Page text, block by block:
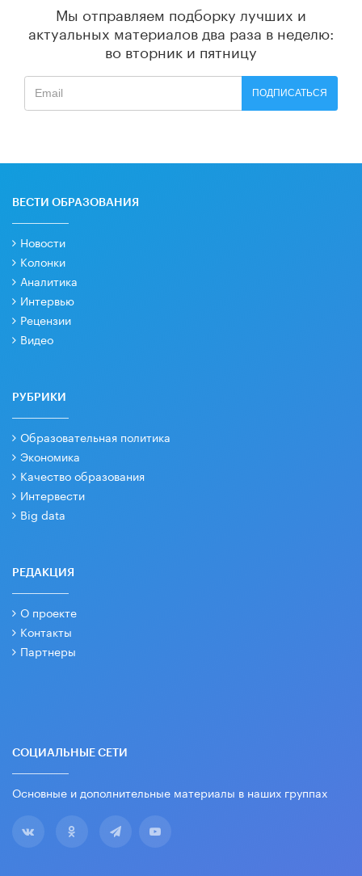
Мы отправляем подборку лучших и
актуальных материалов два раза в неделю:
во вторник и пятницу
ПОДПИСАТЬСЯ
ВЕСТИ ОБРАЗОВАНИЯ
Новости
Колонки
Аналитика
Интервью
Рецензии
Видео
РУБРИКИ
Образовательная политика
Экономика
Качество образования
Интервести
Big data
РЕДАКЦИЯ
О проекте
Контакты
Партнеры
СОЦИАЛЬНЫЕ СЕТИ
Основные и дополнительные материалы в наших группах